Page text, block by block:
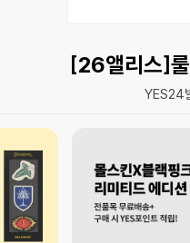
[26앨리스]
YES24